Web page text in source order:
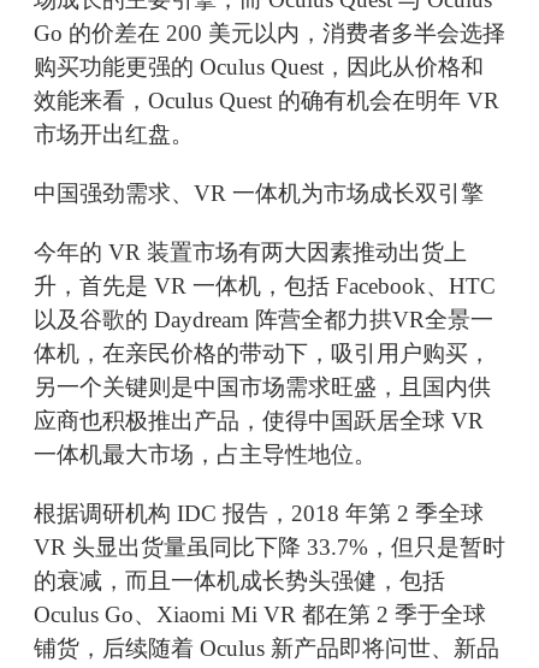
Go 的价差在 200 美元以内，消费者多半会选择
购买功能更强的 Oculus Quest，因此从价格和
效能来看，Oculus Quest 的确有机会在明年 VR
市场开出红盘。
中国强劲需求、VR 一体机为市场成长双引擎
今年的 VR 装置市场有两大因素推动出货上
升，首先是 VR 一体机，包括 Facebook、HTC
以及谷歌的 Daydream 阵营全都力拱VR全景一
体机，在亲民价格的带动下，吸引用户购买，
另一个关键则是中国市场需求旺盛，且国内供
应商也积极推出产品，使得中国跃居全球 VR
一体机最大市场，占主导性地位。
根据调研机构 IDC 报告，2018 年第 2 季全球
VR 头显出货量虽同比下降 33.7%，但只是暂时
的衰减，而且一体机成长势头强健，包括
Oculus Go、Xiaomi Mi VR 都在第 2 季于全球
铺货，后续随着 Oculus 新产品即将问世、新品